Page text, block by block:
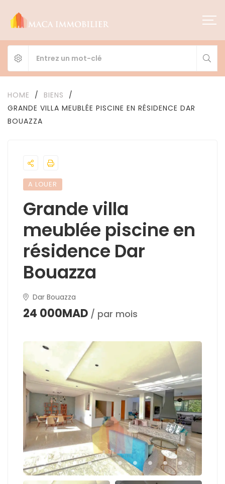
HOME / BIENS
/
GRANDE VILLA MEUBLÉE PISCINE EN RÉSIDENCE DAR
BOUAZZA
A LOUER
Grande villa
meublée piscine en
résidence Dar
Bouazza
Dar Bouazza
24 000MAD / par mois